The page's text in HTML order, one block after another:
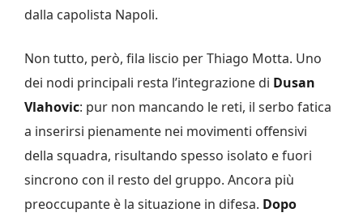
dalla capolista Napoli.
Non tutto, però, fila liscio per Thiago Motta. Uno
dei nodi principali resta l’integrazione di Dusan
Vlahovic: pur non mancando le reti, il serbo fatica
a inserirsi pienamente nei movimenti offensivi
della squadra, risultando spesso isolato e fuori
sincrono con il resto del gruppo. Ancora più
preoccupante è la situazione in difesa. Dopo